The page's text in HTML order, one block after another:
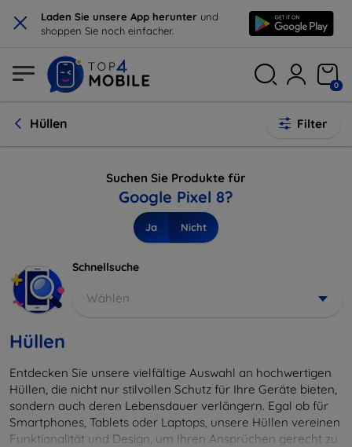
× Laden Sie unsere App herunter und
shoppen Sie noch einfacher.
0
Hüllen Filter
Suchen Sie Produkte für
Google Pixel 8?
Ja Nicht
Schnellsuche
Wählen
Hüllen
Entdecken Sie unsere vielfältige Auswahl an hochwertigen
Hüllen, die nicht nur stilvollen Schutz für Ihre Geräte bieten,
sondern auch deren Lebensdauer verlängern. Egal ob für
Smartphones, Tablets oder Laptops, unsere Hüllen vereinen
Funktionalität und Design, um Ihren Ansprüchen gerecht zu